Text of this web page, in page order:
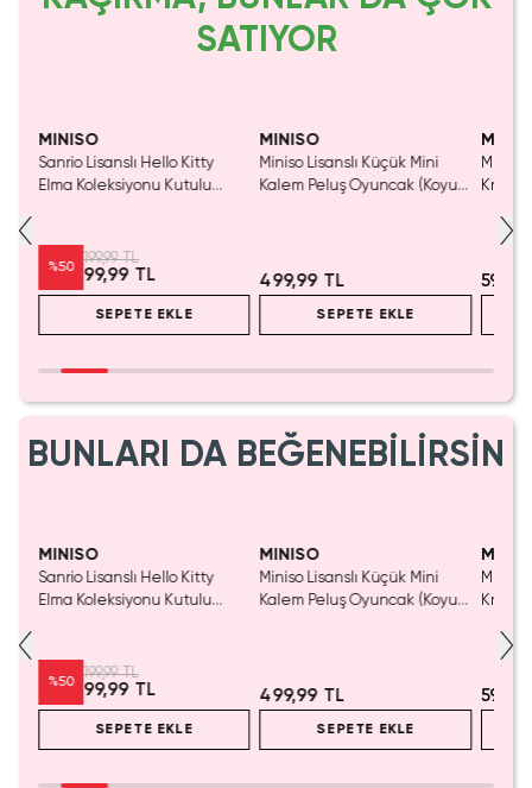
SATIYOR
MINISO
Sanrio Lisanslı Hello Kitty
Elma Koleksiyonu Kutulu
%50
199,99 TL
99,99 TL
SEPETE EKLE
MINISO
Miniso Lisanslı Küçük Mini
Kalem Peluş Oyuncak (Koyu
499,99 TL
SEPETE EKLE
Miniso
Kristal
BUNLARI DA BEĞENEBİLİRSİN
MINISO
Sanrio Lisanslı Hello Kitty
Elma Koleksiyonu Kutulu
%50
199,99 TL
99,99 TL
SEPETE EKLE
MINISO
Miniso Lisanslı Küçük Mini
Kalem Peluş Oyuncak (Koyu
499,99 TL
SEPETE EKLE
Miniso
Kristal